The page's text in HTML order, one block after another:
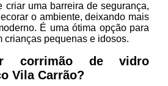
criar uma barreira de segurança,
o ambiente, deixando mais
É uma ótima opção para
crianças pequenas e idosos.
corrimão de vidro
Vila Carrão?